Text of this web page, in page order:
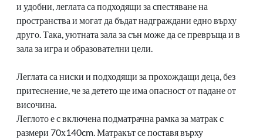
и удобни, леглата са подходящи за спестяване на
пространства и могат да бъдат надграждани едно върху
друго. Така, уютната зала за сън може да се превръща и в
зала за игра и образователни цели.
Леглата са ниски и подходящи за прохождащи деца, без
притеснение, че за детето ще има опасност от падане от
височина.
Леглото е с включена подматрачна рамка за матрак с
размери 70х140cm. Матракът се поставя върху